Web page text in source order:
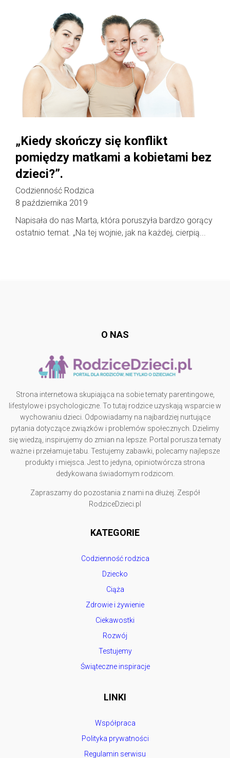
„Kiedy skończy się konflikt
pomiędzy matkami a kobietami bez
dzieci?”.
Codzienność Rodzica
8 października 2019
Napisała do nas Marta, która poruszyła bardzo gorący
ostatnio temat. „Na tej wojnie, jak na każdej, cierpią...
O NAS
Strona internetowa skupiająca na sobie tematy parentingowe,
lifestylowe i psychologiczne. To tutaj rodzice uzyskają wsparcie w
wychowaniu dzieci. Odpowiadamy na najbardziej nurtujące
pytania dotyczące związków i problemów społecznych. Dzielimy
się wiedzą, inspirujemy do zmian na lepsze. Portal porusza tematy
ważne i przełamuje tabu. Testujemy zabawki, polecamy najlepsze
produkty i miejsca. Jest to jedyna, opiniotwórcza strona
dedykowana świadomym rodzicom.
Zapraszamy do pozostania z nami na dłużej. Zespół
RodziceDzieci.pl
KATEGORIE
Codzienność rodzica
Dziecko
Ciąża
Zdrowie i żywienie
Ciekawostki
Rozwój
Testujemy
Świąteczne inspiracje
LINKI
Współpraca
Polityka prywatności
Regulamin serwisu